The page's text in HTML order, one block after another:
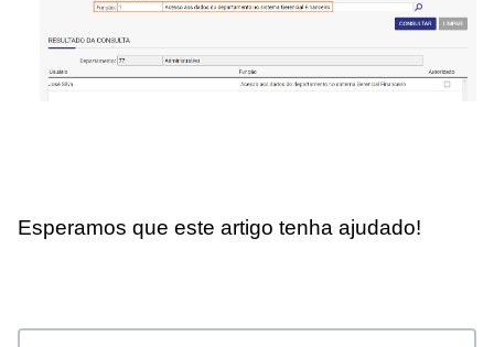
Esperamos que este artigo tenha ajudado!